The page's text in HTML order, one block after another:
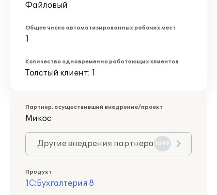
Файловый
Общее число автоматизированных рабочих мест
1
Количество одновременно работающих клиентов
Толстый клиент: 1
Партнер, осуществивший внедрение/проект
Микос
Другие внедрения партнера 1699
Продукт
1С:Бухгалтерия 8